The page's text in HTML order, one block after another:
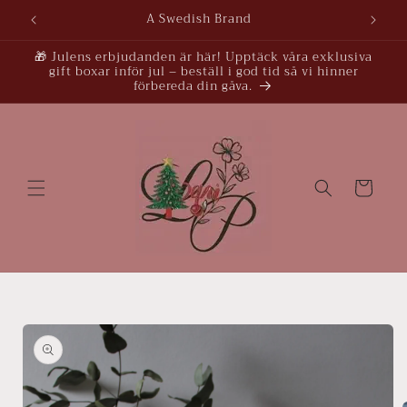
vidare
till
A Swedish Brand
🎁 Julens erbjudanden är här! Upptäck våra exklusiva
gift boxar inför jul – beställ i god tid så vi hinner
förbereda din gåva.
Varukorg